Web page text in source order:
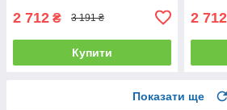
2 712 ₴ 3 191 ₴
Купити
2 712
Показати ще